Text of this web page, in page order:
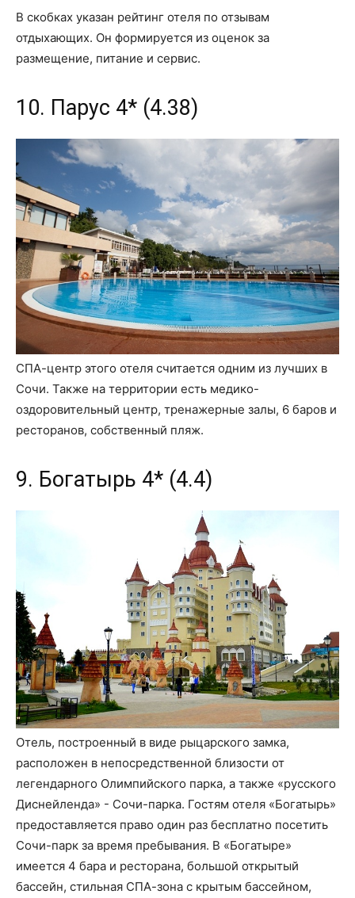
В скобках указан рейтинг отеля по отзывам
отдыхающих. Он формируется из оценок за
размещение, питание и сервис.
10. Парус 4* (4.38)
СПА-центр этого отеля считается одним из лучших в
Сочи. Также на территории есть медико-
оздоровительный центр, тренажерные залы, 6 баров и
ресторанов, собственный пляж.
9. Богатырь 4* (4.4)
Отель, построенный в виде рыцарского замка,
расположен в непосредственной близости от
легендарного Олимпийского парка, а также «русского
Диснейленда» - Сочи-парка. Гостям отеля «Богатырь»
предоставляется право один раз бесплатно посетить
Сочи-парк за время пребывания. В «Богатыре»
имеется 4 бара и ресторана, большой открытый
бассейн, стильная СПА-зона с крытым бассейном,